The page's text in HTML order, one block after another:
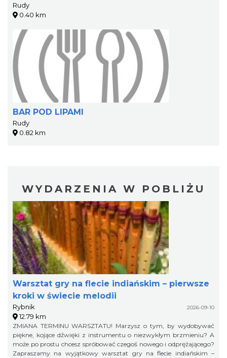
Rudy
0.40 km
BAR POD LIPAMI
Rudy
0.82 km
WYDARZENIA W POBLIŻU
Warsztat gry na flecie indiańskim – pierwsze
kroki w świecie melodii
Rybnik 2026-09-10
12.79 km
ZMIANA TERMINU WARSZTATU! Marzysz o tym, by wydobywać
piękne, kojące dźwięki z instrumentu o niezwykłym brzmieniu? A
może po prostu chcesz spróbować czegoś nowego i odprężającego?
Zapraszamy na wyjątkowy warsztat gry na flecie indiańskim –